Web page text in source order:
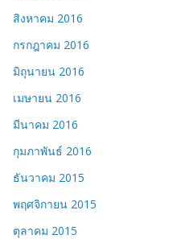
สิงหาคม 2016
กรกฎาคม 2016
มิถุนายน 2016
เมษายน 2016
มีนาคม 2016
กุมภาพันธ์ 2016
ธันวาคม 2015
พฤศจิกายน 2015
ตุลาคม 2015